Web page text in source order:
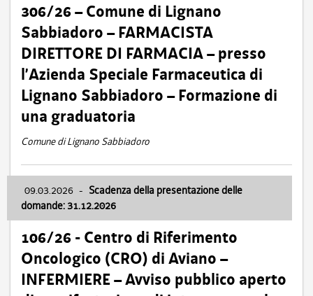
306/26 – Comune di Lignano
Sabbiadoro – FARMACISTA
DIRETTORE DI FARMACIA – presso
l’Azienda Speciale Farmaceutica di
Lignano Sabbiadoro – Formazione di
una graduatoria
Comune di Lignano Sabbiadoro
09.03.2026 - Scadenza della presentazione delle
domande: 31.12.2026
106/26 - Centro di Riferimento
Oncologico (CRO) di Aviano –
INFERMIERE – Avviso pubblico aperto